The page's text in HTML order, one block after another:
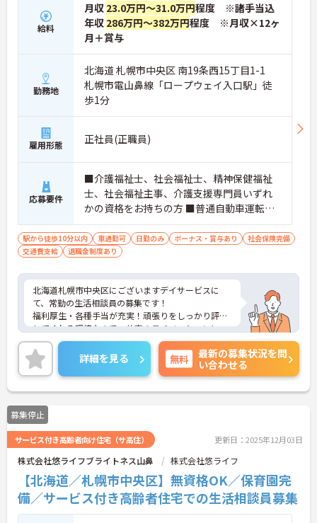
給料
月収 23.0万円～31.0万円程度 ※諸手当込
年収 286万円～382万円程度 ※月収×12ヶ
月＋賞与
勤務地
北海道 札幌市中央区 南19条西15丁目1-1
札幌市電山鼻線「ロープウェイ入口駅」徒
歩1分
雇用形態 正社員(正職員)
応募要件
■介護福祉士、社会福祉士、精神保健福祉
士、社会福祉主事、介護支援専門員いずれ
かの資格をお持ちの方 ■普通自動車運転免
許（AT限定可） ■管理者経験がある方 ■W
ord・Excelの基本操作ができる方
駅から徒歩10分以内 車通勤可 日勤のみ ボーナス・賞与あり
社会保険完備
交通費支給
退職金制度あり
北海道札幌市中央区にございますデイサービスに
て、常勤の生活相談員の募集です！
福利厚生・各種手当が充実！頑張りをしっかり評価
してくれる環境なので、仕事のモチベーションにつ
ながります◎
最寄り駅から徒歩1分と近く、マイカー通勤も可能
なので、通勤が便利なところもおすすめポイントで
す♪
ご興味ある方には、面接対策ポイントなど、さらに
詳細をお話しいたしますのでお気軽にご相談くださ
い！
詳細を見る 無料
最新の募集状況を問
い合わせる
募集停止
サービス付き高齢者向け住宅（サ高住） 更新日：2025年12月03日
株式会社悠ライフブライトネス山鼻 株式会社悠ライフ
【北海道／札幌市中央区】無資格OK／保育園完
備／サービス付き高齢者住宅での生活相談員募集